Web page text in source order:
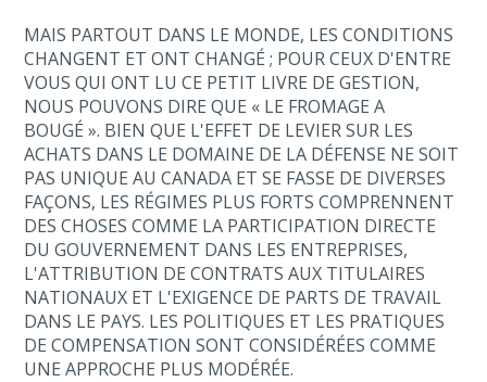
MAIS PARTOUT DANS LE MONDE, LES CONDITIONS
CHANGENT ET ONT CHANGÉ ; POUR CEUX D'ENTRE
VOUS QUI ONT LU CE PETIT LIVRE DE GESTION,
NOUS POUVONS DIRE QUE « LE FROMAGE A
BOUGÉ ». BIEN QUE L'EFFET DE LEVIER SUR LES
ACHATS DANS LE DOMAINE DE LA DÉFENSE NE SOIT
PAS UNIQUE AU CANADA ET SE FASSE DE DIVERSES
FAÇONS, LES RÉGIMES PLUS FORTS COMPRENNENT
DES CHOSES COMME LA PARTICIPATION DIRECTE
DU GOUVERNEMENT DANS LES ENTREPRISES,
L'ATTRIBUTION DE CONTRATS AUX TITULAIRES
NATIONAUX ET L'EXIGENCE DE PARTS DE TRAVAIL
DANS LE PAYS. LES POLITIQUES ET LES PRATIQUES
DE COMPENSATION SONT CONSIDÉRÉES COMME
UNE APPROCHE PLUS MODÉRÉE.